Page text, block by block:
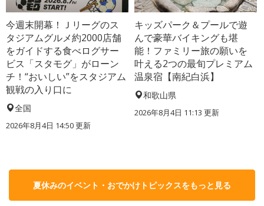
今週末開幕！Ｊリーグのス
タジアムグルメ約2000店舗
をガイドする食べログサー
ビス「スタモグ」がローン
チ！“おいしい”をスタジアム
観戦の入り口に
全国
2026年8月4日 14:50更新
キッズパーク＆プールで遊
んで豪華バイキングも堪
能！ファミリー旅の願いを
叶える2つの最旬プレミアム
温泉宿【南紀白浜】
和歌山県
2026年8月4日 11:13 更新
夏休みのイベント・おでかけトピックスをもっと見る